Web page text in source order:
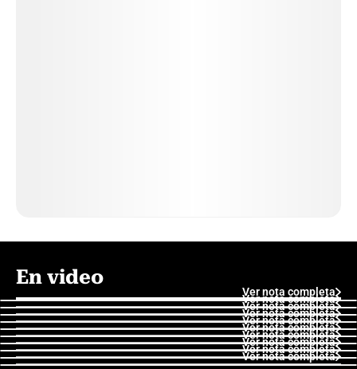
En video
Ver nota completa
Ver nota completa
Ver nota completa
Ver nota completa
Ver nota completa
Ver nota completa
Ver nota completa
Ver nota completa
Ver nota completa
Ver nota completa